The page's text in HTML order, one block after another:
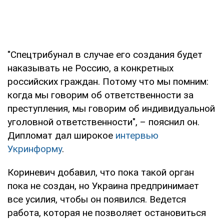
"Спецтрибунал в случае его создания будет
наказывать не Россию, а конкретных
российских граждан. Потому что мы помним:
когда мы говорим об ответственности за
преступления, мы говорим об индивидуальной
уголовной ответственности", – пояснил он.
Дипломат дал широкое интервью
Укринформу.
Кориневич добавил, что пока такой орган
пока не создан, но Украина предпринимает
все усилия, чтобы он появился. Ведется
работа, которая не позволяет остановиться